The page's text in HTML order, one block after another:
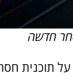
חדשה
תוכנית